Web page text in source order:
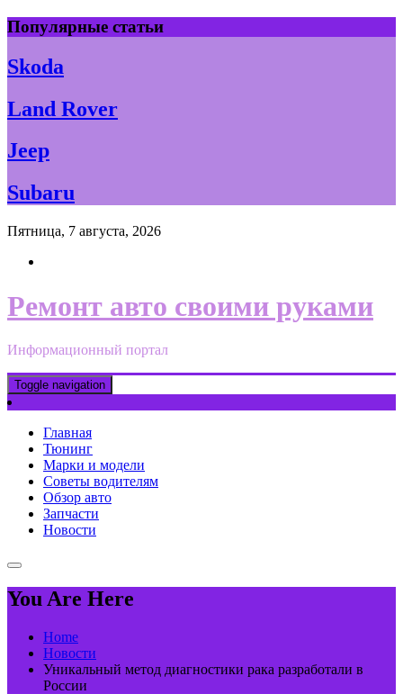
Skip
to
content
Популярные статьи
Skoda
Land Rover
Jeep
Subaru
Пятница, 7 августа, 2026
Ремонт авто своими руками
Информационный портал
Toggle navigation
Главная
Тюнинг
Марки и модели
Советы водителям
Обзор авто
Запчасти
Новости
You Are Here
Home
Новости
Уникальный метод диагностики рака разработали в
России